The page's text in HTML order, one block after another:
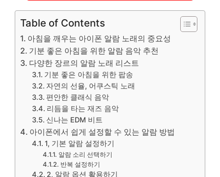
Table of Contents
아침을 깨우는 아이폰 알람 노래의 중요성
기분 좋은 아침을 위한 알람 음악 추천
다양한 장르의 알람 노래 리스트
기분 좋은 아침을 위한 팝송
자연의 선율, 어쿠스틱 노래
편안한 클래식 음악
리듬을 타는 재즈 음악
신나는 EDM 비트
아이폰에서 쉽게 설정할 수 있는 알람 방법
1, 기본 알람 설정하기
알람 소리 선택하기
반복 설정하기
2, 알람 옵션 활용하기